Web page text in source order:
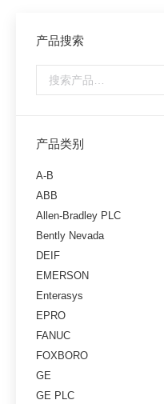
产品搜索
产品类别
A-B
ABB
Allen-Bradley PLC
Bently Nevada
DEIF
EMERSON
Enterasys
EPRO
FANUC
FOXBORO
GE
GE PLC